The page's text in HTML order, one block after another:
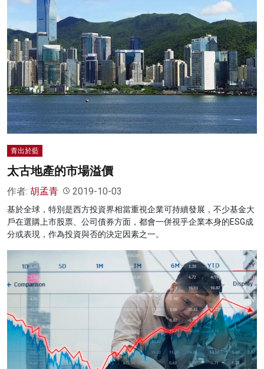
青出於藍
太古地產的市場溢價
作者: 胡孟青 2019-10-03
基於全球，特別是西方投資界相當重視企業可持續發展，不少基金大
戶在選購上市股票、公司債券方面，都會一併視乎企業本身的ESG成
分或表現，作為投資與否的決定因素之一。